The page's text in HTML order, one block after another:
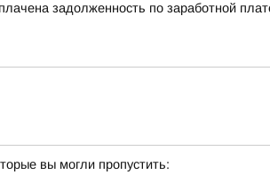
задолженность по заработной
вы могли пропустить: